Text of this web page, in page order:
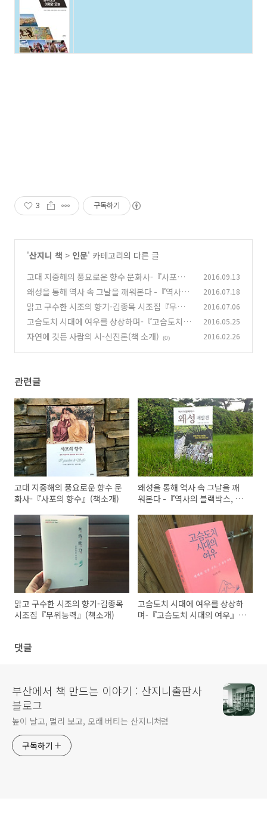
3 구독하기
'산지니 책 > 인문' 카테고리의 다른 글
고대 지중해의 풍요로운 향수 문화사-『사포의
향수』(책소개) (5)
2016.09.13
왜성을 통해 역사 속 그날을 깨워본다 -『역사의
블랙박스, 왜성 재발견』 (책소개)
(2)
2016.07.18
맑고 구수한 시조의 향기-김종목 시조집『무위능
력』(책소개) (1)
2016.07.06
고슴도치 시대에 여우를 상상하며-『고슴도치 시
대의 여우』(책소개)
(3)
2016.05.25
자연에 깃든 사람의 시-신진론(책 소개) (0) 2016.02.26
관련글
고대 지중해의 풍요로운 향수 문
화사-『사포의 향수』(책소개)
왜성을 통해 역사 속 그날을 깨
워본다 -『역사의 블랙박스, 왜
맑고 구수한 시조의 향기-김종목
시조집『무위능력』(책소개)
고슴도치 시대에 여우를 상상하
며-『고슴도치 시대의 여우』
댓글
부산에서 책 만드는 이야기 : 산지니출판사
블로그
높이 날고, 멀리 보고, 오래 버티는 산지니처럼
구독하기